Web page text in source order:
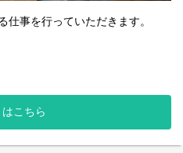
仕事を行っていただきます。
育
の参加
注業務等
こちら